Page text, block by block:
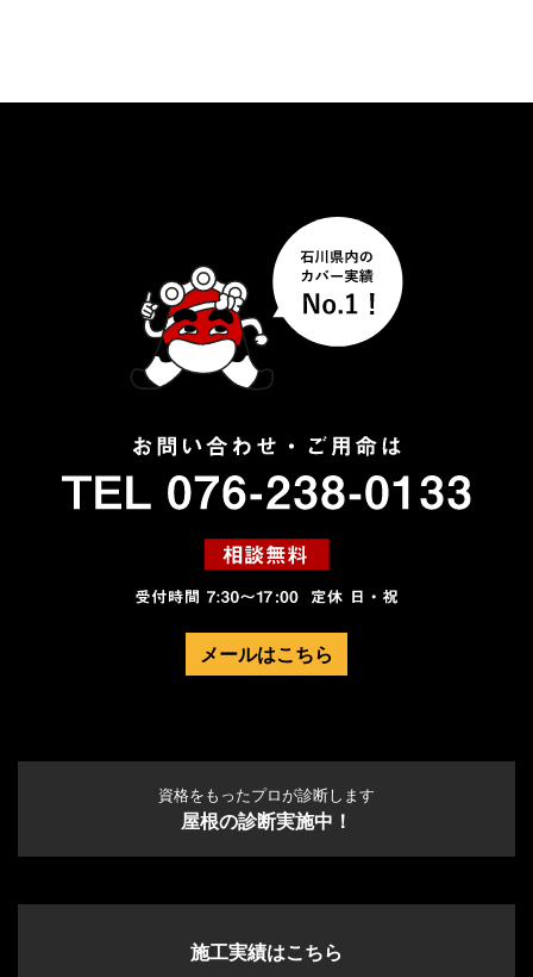
メールはこちら
資格をもったプロが診断します
屋根の診断実施中！
施工実績はこちら